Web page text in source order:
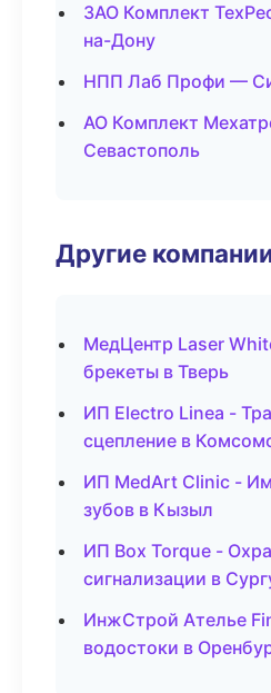
ЗАО Комплект
на-Дону
НПП Лаб Профи —
АО Комплект
Севастополь
Другие
МедЦентр Laser
брекеты в Тверь
ИП Electro Linea -
сцепление в
ИП MedArt Clinic -
зубов в Кызыл
ИП Box Torque -
сигнализации в
ИнжСтрой Ателье
водостоки в